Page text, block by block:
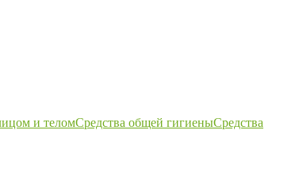
и теломСредства общей гигиеныСредства